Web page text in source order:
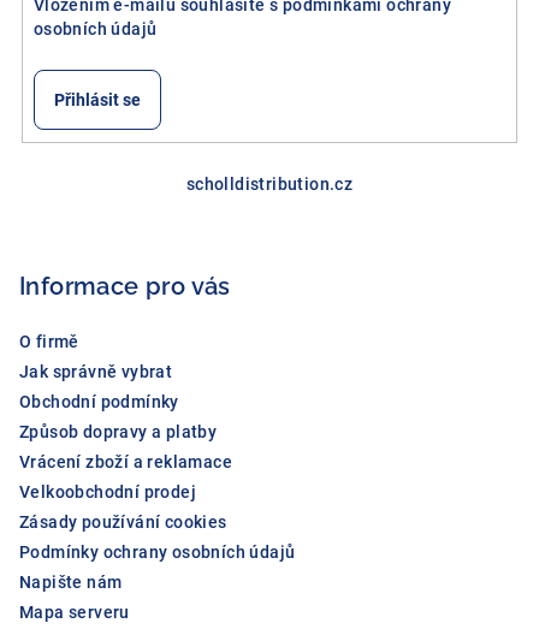
p
v
ý
Vložením e-mailu souhlasíte s podmínkami ochrany
osobních údajů
Přihlásit se
scholldistribution.cz
Informace pro vás
O firmě
Jak správně vybrat
Obchodní podmínky
Způsob dopravy a platby
Vrácení zboží a reklamace
Velkoobchodní prodej
Zásady používání cookies
Podmínky ochrany osobních údajů
Napište nám
Mapa serveru